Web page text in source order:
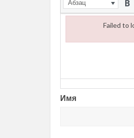
Абзац
Имя
Failed to
Failed to load